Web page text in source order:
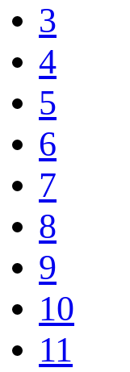
3
4
5
6
7
8
9
10
11